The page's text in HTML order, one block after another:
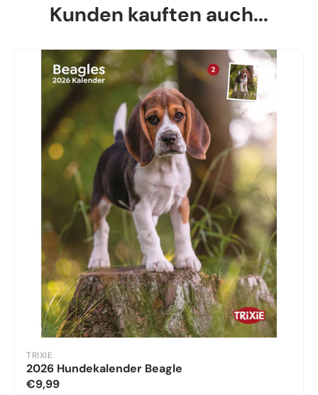
Kunden kauften auch...
TRIXIE
2026 Hundekalender Beagle
€9,99